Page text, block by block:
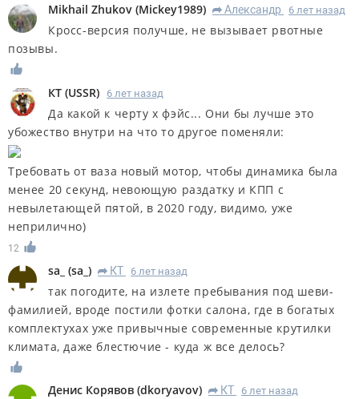
Mikhail Zhukov (Mickey1989) R Александр 6 лет назад
Кросс-версия получше, не вызывает рвотные
позывы.
КT (USSR) 6 лет назад
Да какой к черту х фэйс... Они бы лучше это
убожество внутри на что то другое поменяли:
Требовать от ваза новый мотор, чтобы динамика была
менее 20 секунд, невоющую раздатку и КПП с
невылетающей пятой, в 2020 году, видимо, уже
неприлично)
12
sa_ (sa_ ) R КT 6 лет назад
так погодите, на излете пребывания под шеви-
фамилией, вроде постили фотки салона, где в богатых
комплектухах уже привычные современные крутилки
климата, даже блестючие - куда ж все делось?
Денис Корявов (dkoryavov) R КT 6 лет назад